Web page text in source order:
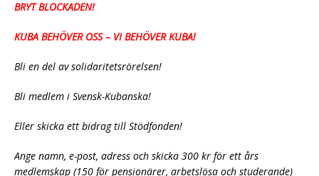
BRYT BLOCKADEN!
KUBA BEHÖVER OSS – VI BEHÖVER KUBA!
Bli en del av solidaritetsrörelsen!
Bli medlem i Svensk-Kubanska!
Eller skicka ett bidrag till Stödfonden!
Ange namn, e-post, adress och skicka 300 kr för ett års
medlemskap (150 för pensionärer, arbetslösa och studerande)